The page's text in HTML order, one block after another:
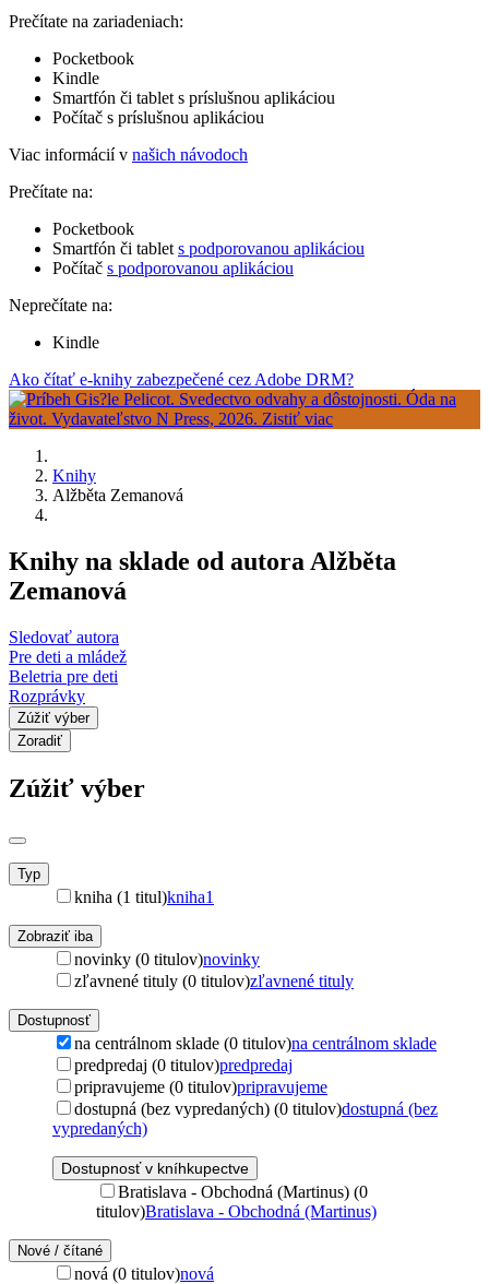
Prečítate na zariadeniach:
Pocketbook
Kindle
Smartfón či tablet s príslušnou aplikáciou
Počítač s príslušnou aplikáciou
Viac informácií v našich návodoch
Prečítate na:
Pocketbook
Smartfón či tablet s podporovanou aplikáciou
Počítač s podporovanou aplikáciou
Neprečítate na:
Kindle
Ako čítať e-knihy zabezpečené cez Adobe DRM?
Knihy
Alžběta Zemanová
Knihy na sklade od autora Alžběta
Zemanová
Sledovať autora
Pre deti a mládež
Beletria pre deti
Rozprávky
Zúžiť výber
Zoradiť
Zúžiť výber
Typ
kniha (1 titul)kniha1
Zobraziť iba
novinky (0 titulov)novinky
zľavnené tituly (0 titulov)zľavnené tituly
Dostupnosť
na centrálnom sklade (0 titulov)na centrálnom sklade
predpredaj (0 titulov)predpredaj
pripravujeme (0 titulov)pripravujeme
dostupná (bez vypredaných) (0 titulov)dostupná (bez
vypredaných)
Dostupnosť v kníhkupectve
Bratislava - Obchodná (Martinus) (0
titulov)Bratislava - Obchodná (Martinus)
Nové / čítané
nová (0 titulov)nová